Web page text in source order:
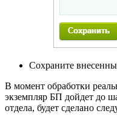
Сохраните
В момент обработки
экземпляр БП дойдет до
отдела, будет сделано